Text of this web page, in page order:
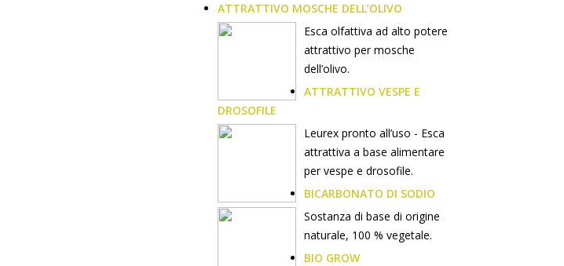
ATTRATTIVO MOSCHE DELL’OLIVO
Esca olfattiva ad alto potere
attrattivo per mosche
dell’olivo.
ATTRATTIVO VESPE E
DROSOFILE
Leurex pronto all’uso - Esca
attrattiva a base alimentare
per vespe e drosofile.
BICARBONATO DI SODIO
Sostanza di base di origine
naturale, 100 % vegetale.
BIO GROW